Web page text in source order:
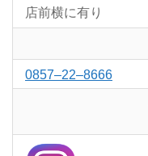
店前横に有り
0857–22–8666